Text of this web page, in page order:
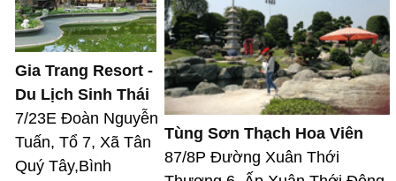
Gia Trang Resort -
Du Lịch Sinh Thái
7/23E Đoàn Nguyễn
Tuấn, Tổ 7, Xã Tân
Quý Tây,Bình
Tùng Sơn Thạch Hoa Viên
87/8P Đường Xuân Thới